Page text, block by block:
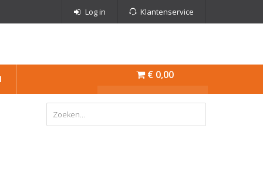
Log in Klantenservice
€ 0,00